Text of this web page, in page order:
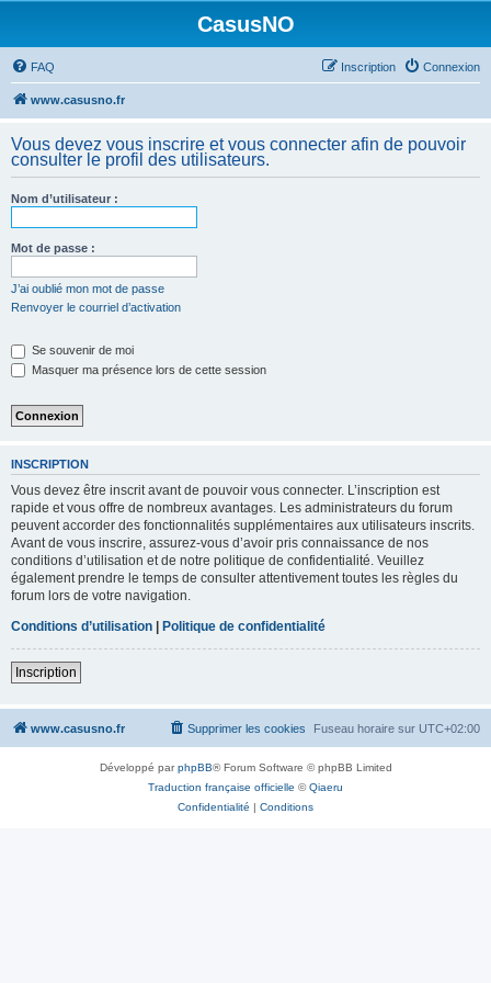
CasusNO
FAQ Connexion
Inscription
www.casusno.fr
Vous devez vous inscrire et vous connecter afin de pouvoir
consulter le profil des utilisateurs.
Nom d’utilisateur :
Mot de passe :
J’ai oublié mon mot de passe
Renvoyer le courriel d’activation
Se souvenir de moi
Masquer ma présence lors de cette session
INSCRIPTION
Vous devez être inscrit avant de pouvoir vous connecter. L’inscription est
rapide et vous offre de nombreux avantages. Les administrateurs du forum
peuvent accorder des fonctionnalités supplémentaires aux utilisateurs inscrits.
Avant de vous inscrire, assurez-vous d’avoir pris connaissance de nos
conditions d’utilisation et de notre politique de confidentialité. Veuillez
également prendre le temps de consulter attentivement toutes les règles du
forum lors de votre navigation.
Conditions d’utilisation | Politique de confidentialité
Inscription
www.casusno.fr Fuseau horaire sur UTC+02:00
Supprimer les cookies
Développé parphpBB® Forum Software © phpBB Limited
Traduction française officielle ©Qiaeru
Confidentialité | Conditions